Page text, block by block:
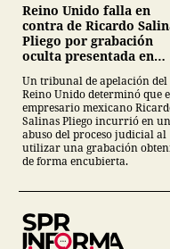
Reino Unido falla en
contra de Ricardo
Pliego por grabación
oculta presentada en
Un tribunal de apelación del
Reino Unido determinó que
empresario mexicano
Salinas Pliego incurrió en un
abuso del proceso judicial al
utilizar una grabación
de forma encubierta.